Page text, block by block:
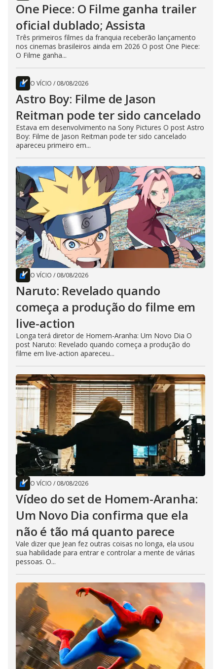
One Piece: O Filme ganha trailer
oficial dublado; Assista
Três primeiros filmes da franquia receberão lançamento
nos cinemas brasileiros ainda em 2026 O post One Piece:
O Filme ganha...
O VÍCIO / 08/08/2026
Astro Boy: Filme de Jason
Reitman pode ter sido cancelado
Estava em desenvolvimento na Sony Pictures O post Astro
Boy: Filme de Jason Reitman pode ter sido cancelado
apareceu primeiro em...
O VÍCIO / 08/08/2026
Naruto: Revelado quando
começa a produção do filme em
live-action
Longa terá diretor de Homem-Aranha: Um Novo Dia O
post Naruto: Revelado quando começa a produção do
filme em live-action apareceu...
O VÍCIO / 08/08/2026
Vídeo do set de Homem-Aranha:
Um Novo Dia confirma que ela
não é tão má quanto parece
Vale dizer que Jean fez outras coisas no longa, ela usou
sua habilidade para entrar e controlar a mente de várias
pessoas. O...